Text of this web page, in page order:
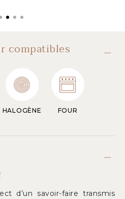
compatibles
HALOGÈNE FOUR
d’un savoir-faire transmis